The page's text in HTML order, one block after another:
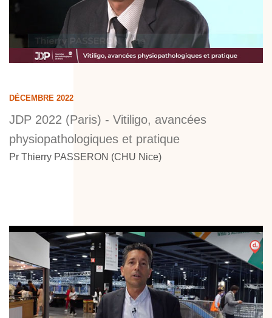
DÉCEMBRE 2022
JDP 2022 (Paris) - Vitiligo, avancées
physiopathologiques et pratique
Pr Thierry PASSERON (CHU Nice)